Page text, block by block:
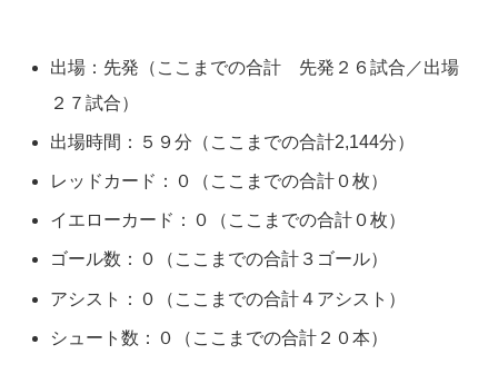
出場：先発（ここまでの合計 先発２６試合／出場
２７試合）
出場時間：５９分（ここまでの合計2,144分）
レッドカード：０（ここまでの合計０枚）
イエローカード：０（ここまでの合計０枚）
ゴール数：０（ここまでの合計３ゴール）
アシスト：０（ここまでの合計４アシスト）
シュート数：０（ここまでの合計２０本）